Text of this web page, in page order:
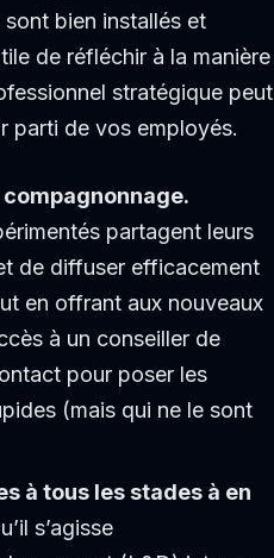
bien installés et
de réfléchir à la manière
stratégique peut
parti de vos employés.
partagent leurs
de diffuser efficacement
en offrant aux nouveaux
à un conseiller de
pour poser les
(mais qui ne le sont
à tous les stades à en
s’agisse